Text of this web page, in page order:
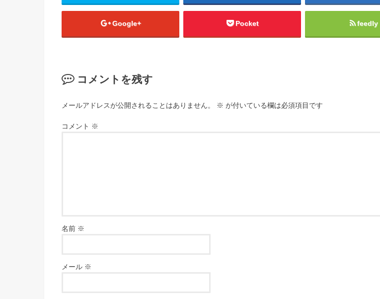
Google+ Pocket feedly
コメントを残す
メールアドレスが公開されることはありません。 ※ が付いている欄は必須項目です
コメント ※
名前 ※
メール ※